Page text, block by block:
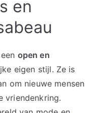
en
open en
eigen stijl. Ze is
om nieuwe mensen
vriendenkring.